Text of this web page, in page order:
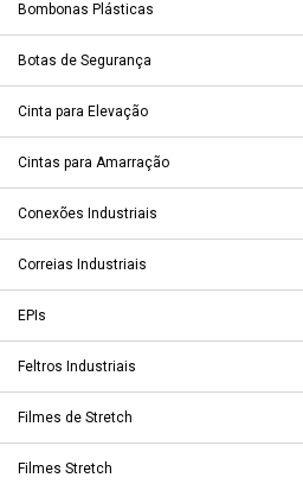
Bombonas Plásticas
Botas de Segurança
Cinta para Elevação
Cintas para Amarração
Conexões Industriais
Correias Industriais
EPIs
Feltros Industriais
Filmes de Stretch
Filmes Stretch